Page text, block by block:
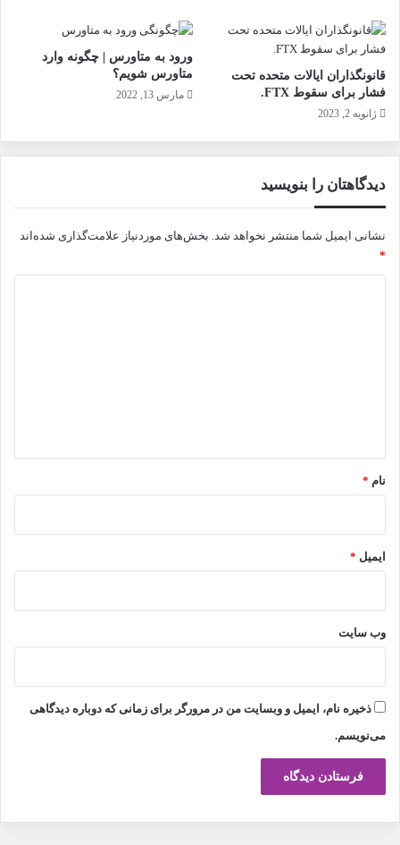
قانونگذاران ایالات متحده تحت
فشار برای سقوط FTX.
ژانویه 2, 2023
ورود به متاورس | چگونه وارد
متاورس شویم؟
مارس 13, 2022
دیدگاهتان را بنویسید
نشانی ایمیل شما منتشر نخواهد شد. بخش‌های موردنیاز علامت‌گذاری شده‌اند
*
نام *
ایمیل *
وب‌ سایت
ذخیره نام، ایمیل و وبسایت من در مرورگر برای زمانی که دوباره دیدگاهی
می‌نویسم.